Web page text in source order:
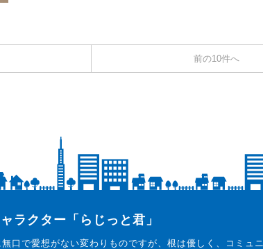
前の10件へ
ラクター「らじっと君」
口で愛想がない変わりものですが、根は優しく、コミュ